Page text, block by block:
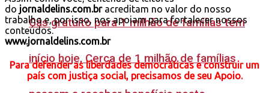
Gás gratuito para 1 milhão de famílias tem
início hoje, Cerca de 1 milhão de famílias
do jornaldelins.com.bracreditam no valor do nosso
trabalho e, por isso, nos apoiam para fortalecer nossos
conteúdos.
www.jornaldelins.com.br
Para defender as liberdades democráticas e construir um
país com justiça social, precisamos de seu Apoio.